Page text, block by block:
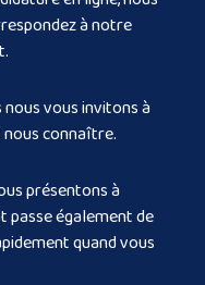
à notre
vous invitons à
connaître.
présentons à
passe également de
quand vous